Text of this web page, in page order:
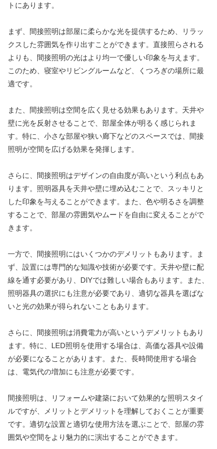
トにあります。
まず、間接照明は部屋に柔らかな光を提供するため、リラッ
クスした雰囲気を作り出すことができます。直接照らされる
よりも、間接照明の光はより均一で優しい印象を与えます。
このため、寝室やリビングルームなど、くつろぎの場所に最
適です。
また、間接照明は空間を広く見せる効果もあります。天井や
壁に光を反射させることで、部屋全体が明るく感じられま
す。特に、小さな部屋や狭い廊下などのスペースでは、間接
照明が空間を広げる効果を発揮します。
さらに、間接照明はデザインの自由度が高いという利点もあ
ります。照明器具を天井や壁に埋め込むことで、スッキリと
した印象を与えることができます。また、色や明るさを調整
することで、部屋の雰囲気やムードを自由に変えることがで
きます。
一方で、間接照明にはいくつかのデメリットもあります。ま
ず、設置には専門的な知識や技術が必要です。天井や壁に配
線を通す必要があり、DIYでは難しい場合もあります。また、
照明器具の選択にも注意が必要であり、適切な器具を選ばな
いと光の効果が得られないこともあります。
さらに、間接照明は消費電力が高いというデメリットもあり
ます。特に、LED照明を使用する場合は、高価な器具や設備
が必要になることがあります。また、長時間使用する場合
は、電気代の増加にも注意が必要です。
間接照明は、リフォームや建築において効果的な照明スタイ
ルですが、メリットとデメリットを理解しておくことが重要
です。適切な設置と適切な使用方法を選ぶことで、部屋の雰
囲気や空間をより魅力的に演出することができます。